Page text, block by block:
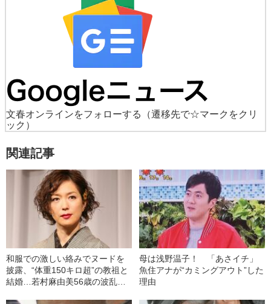
文春オンラインをフォローする
（遷移先で☆マークをクリ
ック）
関連記事
和服での激しい絡みでヌードを
披露、“体重150キロ超”の教祖と
結婚…若村麻由美56歳の波乱万
母は浅野温子！ 「あさイチ」
魚住アナが“カミングアウト”した
理由